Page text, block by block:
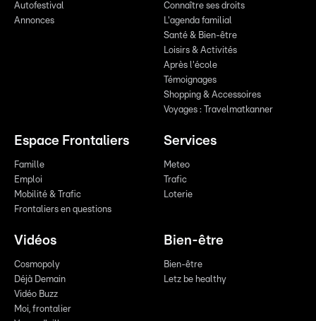
Autofestival
Annonces
Connaître ses droits
L'agenda familial
Santé & Bien-être
Loisirs & Activités
Après l'école
Témoignages
Shopping & Accessoires
Voyages : Travelmatkanner
Espace Frontaliers
Famille
Emploi
Mobilité & Trafic
Frontaliers en questions
Services
Meteo
Trafic
Loterie
Vidéos
Cosmopoly
Déjà Demain
Vidéo Buzz
Moi, frontalier
Bien-être
Bien-être
Letz be healthy